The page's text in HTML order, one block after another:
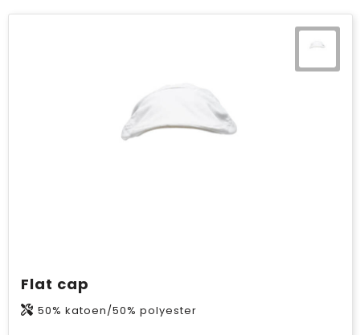
Flat cap
50% katoen/50% polyester